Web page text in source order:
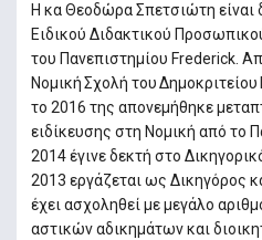
H κα Θεοδώρα Σπετσιώτη είναι
Ειδικού Διδακτικού
του Πανεπιστημίου Frederick.
Νομική Σχολή του
το 2016 της απονεμήθηκε
ειδίκευσης στη Νομική από το
2014 έγινε δεκτή στο
2013 εργάζεται ως Δικηγόρος
έχει ασχοληθεί με μεγάλο
αστικών αδικημάτων και